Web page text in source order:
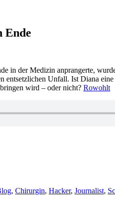
Ende
in der Medizin anprangerte,
entsetzlichen Unfall. Ist Diana
wird – oder nicht? Rowohlt
, Chirurgin, Hacker, Journalist,